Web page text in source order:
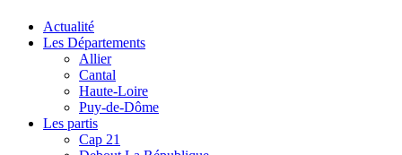
Actualité
Les Départements
Allier
Cantal
Haute-Loire
Puy-de-Dôme
Les partis
Cap 21